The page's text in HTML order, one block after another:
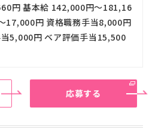
円 基本給 142,000円～181,16
17,000円 資格職務手当8,000円
5,000円 ベア評価手当15,500
応募する